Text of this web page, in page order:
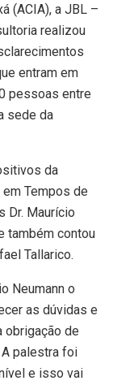
(ACIA), a JBL –
realizou
entram em
pessoas entre
sede da
da
em Tempos de
Dr. Maurício
também contou
Tallarico.
Neumann o
as dúvidas e
obrigação de
palestra foi
e isso vai